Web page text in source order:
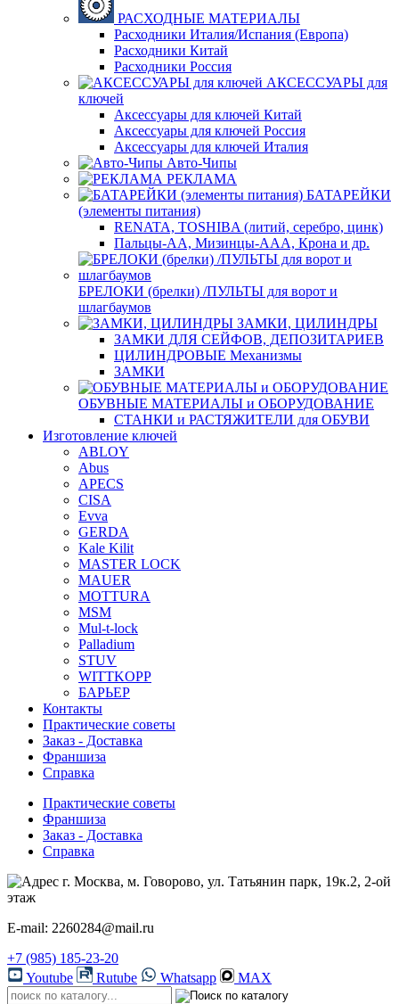
РАСХОДНЫЕ МАТЕРИАЛЫ
Расходники Италия/Испания (Европа)
Расходники Китай
Расходники Россия
АКСЕССУАРЫ для
ключей
Аксессуары для ключей Китай
Аксессуары для ключей Россия
Аксессуары для ключей Италия
Авто-Чипы
РЕКЛАМА
БАТАРЕЙКИ
(элементы питания)
RENATA, TOSHIBA (литий, серебро, цинк)
Пальцы-АА, Мизинцы-ААА, Крона и др.
БРЕЛОКИ (брелки) /ПУЛЬТЫ для ворот и
шлагбаумов
ЗАМКИ, ЦИЛИНДРЫ
ЗАМКИ ДЛЯ СЕЙФОВ, ДЕПОЗИТАРИЕВ
ЦИЛИНДРОВЫЕ Механизмы
ЗАМКИ
ОБУВНЫЕ МАТЕРИАЛЫ и ОБОРУДОВАНИЕ
СТАНКИ и РАСТЯЖИТЕЛИ для ОБУВИ
Изготовление ключей
ABLOY
Abus
APECS
CISA
Evva
GERDA
Kale Kilit
MASTER LOCK
MAUER
MOTTURA
MSM
Mul-t-lock
Palladium
STUV
WITTKOPP
БАРЬЕР
Контакты
Практические советы
Заказ - Доставка
Франшиза
Справка
Практические советы
Франшиза
Заказ - Доставка
Справка
г. Москва, м. Говорово, ул. Татьянин парк, 19к.2, 2-ой
этаж
E-mail: 2260284@mail.ru
+7 (985) 185-23-20
Youtube
Rutube Whatsapp MAX